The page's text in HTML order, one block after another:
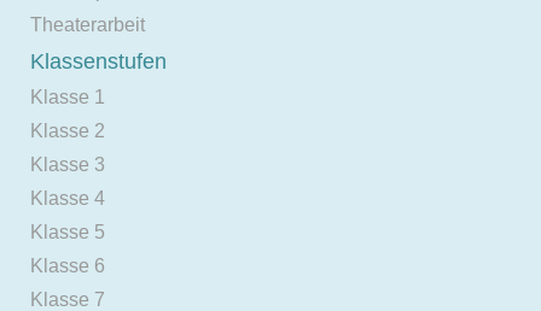
Theaterarbeit
Klassenstufen
Klasse 1
Klasse 2
Klasse 3
Klasse 4
Klasse 5
Klasse 6
Klasse 7